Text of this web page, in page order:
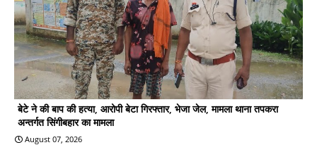
बेटे ने की बाप की हत्या, आरोपी बेटा गिरफ्तार, भेजा जेल, मामला थाना तपकरा
अन्तर्गत सिंगीबहार का मामला
August 07, 2026